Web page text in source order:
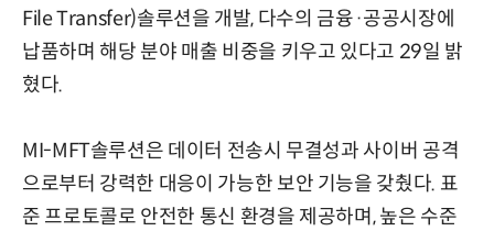
File Transfer)솔루션을 개발, 다수의 금융·공공시장에
납품하며 해당 분야 매출 비중을 키우고 있다고 29일 밝
혔다.
MI-MFT솔루션은 데이터 전송시 무결성과 사이버 공격
으로부터 강력한 대응이 가능한 보안 기능을 갖췄다. 표
준 프로토콜로 안전한 통신 환경을 제공하며, 높은 수준